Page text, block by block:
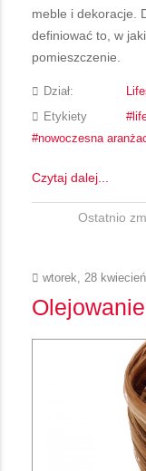
meble i dekoracje.
definiować to, w
pomieszczenie.
Dział:
Etykiety
nowoczesna
Czytaj dalej...
Ostatnio
wtorek, 28